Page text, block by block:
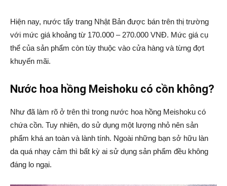
Hiện nay, nước tẩy trang Nhật Bản được bán trên thị trường
với mức giá khoảng từ 170.000 – 270.000 VNĐ. Mức giá cụ
thể của sản phẩm còn tùy thuộc vào cửa hàng và từng đợt
khuyến mãi.
Nước hoa hồng Meishoku có cồn không?
Như đã làm rõ ở trên thì trong nước hoa hồng Meishoku có
chứa cồn. Tuy nhiên, do sử dụng một lượng nhỏ nên sản
phẩm khá an toàn và lành tính. Ngoài những bạn sở hữu làn
da quá nhạy cảm thì bất kỳ ai sử dụng sản phẩm đều không
đáng lo ngại.